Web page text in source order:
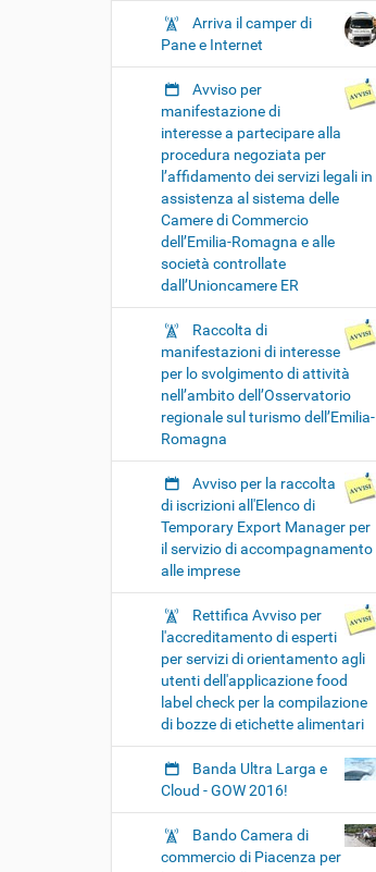
Arriva il camper di
Pane e Internet
Avviso per
manifestazione di
interesse a partecipare alla
procedura negoziata per
l’affidamento dei servizi legali in
assistenza al sistema delle
Camere di Commercio
dell’Emilia-Romagna e alle
società controllate
dall’Unioncamere ER
Raccolta di
manifestazioni di interesse
per lo svolgimento di attività
nell’ambito dell’Osservatorio
regionale sul turismo dell’Emilia-
Romagna
Avviso per la raccolta
di iscrizioni all'Elenco di
Temporary Export Manager per
il servizio di accompagnamento
alle imprese
Rettifica Avviso per
l'accreditamento di esperti
per servizi di orientamento agli
utenti dell'applicazione food
label check per la compilazione
di bozze di etichette alimentari
Banda Ultra Larga e
Cloud - GOW 2016!
Bando Camera di
commercio di Piacenza per